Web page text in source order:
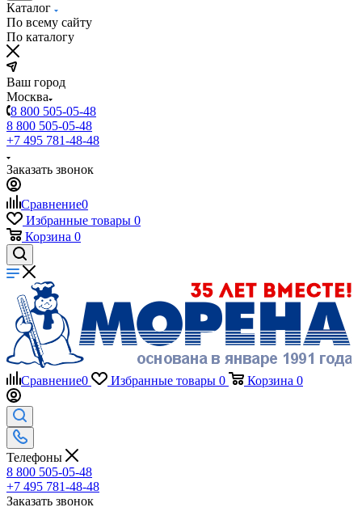
Каталог
По всему сайту
По каталогу
Ваш город
Москва
8 800 505-05-48
8 800 505-05-48
+7 495 781-48-48
Заказать звонок
Сравнение0
Избранные товары 0
Корзина 0
Сравнение0 Избранные товары 0 Корзина 0
Телефоны
8 800 505-05-48
+7 495 781-48-48
Заказать звонок